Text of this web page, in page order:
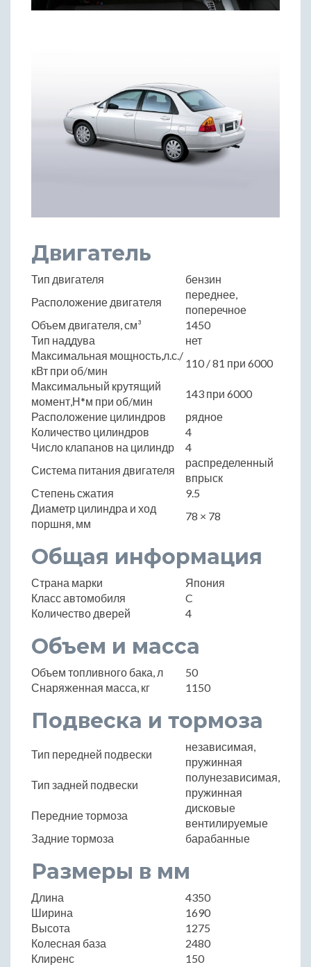
Двигатель
Тип двигателя
бензин
Расположение двигателя
переднее,
поперечное
Объем двигателя, см³
1450
Тип наддува
нет
Максимальная мощность,л.с./
кВт при об/мин
110 / 81 при 6000
Максимальный крутящий
момент,Н*м при об/мин
143 при 6000
Расположение цилиндров
рядное
Количество цилиндров
4
Число клапанов на цилиндр
4
Система питания двигателя
распределенный
впрыск
Степень сжатия
9.5
Диаметр цилиндра и ход
поршня, мм
78 × 78
Общая информация
Страна марки
Япония
Класс автомобиля
C
Количество дверей
4
Объем и масса
Объем топливного бака, л
50
Снаряженная масса, кг
1150
Подвеска и тормоза
Тип передней подвески
независимая,
пружинная
Тип задней подвески
полунезависимая,
пружинная
Передние тормоза
дисковые
вентилируемые
Задние тормоза
барабанные
Размеры в мм
Длина
4350
Ширина
1690
Высота
1275
Колесная база
2480
Клиренс
150